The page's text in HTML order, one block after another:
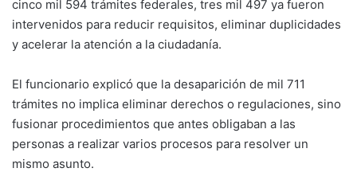
cinco mil 594 trámites federales, tres mil 497 ya fueron
intervenidos para reducir requisitos, eliminar duplicidades
y acelerar la atención a la ciudadanía.
El funcionario explicó que la desaparición de mil 711
trámites no implica eliminar derechos o regulaciones, sino
fusionar procedimientos que antes obligaban a las
personas a realizar varios procesos para resolver un
mismo asunto.